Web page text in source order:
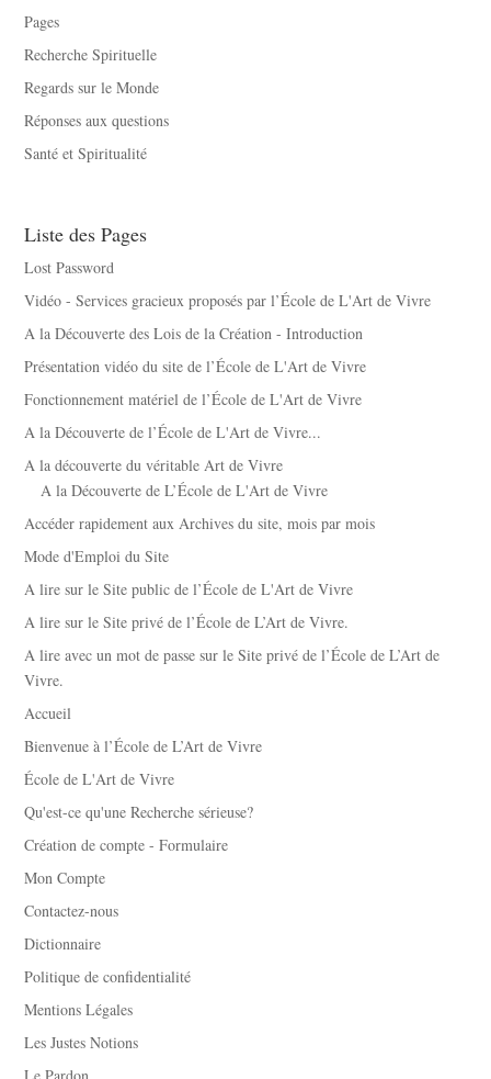
Pages
Recherche Spirituelle
Regards sur le Monde
Réponses aux questions
Santé et Spiritualité
Liste des Pages
Lost Password
Vidéo - Services gracieux proposés par l’École de L'Art de Vivre
A la Découverte des Lois de la Création - Introduction
Présentation vidéo du site de l’École de L'Art de Vivre
Fonctionnement matériel de l’École de L'Art de Vivre
A la Découverte de l’École de L'Art de Vivre...
A la découverte du véritable Art de Vivre
A la Découverte de L’École de L'Art de Vivre
Accéder rapidement aux Archives du site, mois par mois
Mode d'Emploi du Site
A lire sur le Site public de l’École de L'Art de Vivre
A lire sur le Site privé de l’École de L’Art de Vivre.
A lire avec un mot de passe sur le Site privé de l’École de L’Art de
Vivre.
Accueil
Bienvenue à l’École de L’Art de Vivre
École de L'Art de Vivre
Qu'est-ce qu'une Recherche sérieuse?
Création de compte - Formulaire
Mon Compte
Contactez-nous
Dictionnaire
Politique de confidentialité
Mentions Légales
Les Justes Notions